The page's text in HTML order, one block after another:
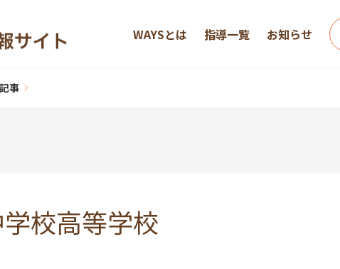
WAYSとは 指導一覧 お知らせ
事
校高等学校